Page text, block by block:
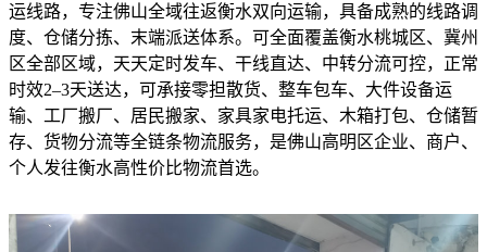
运线路，专注佛山全域往返衡水双向运输，具备成熟的线路调
度、仓储分拣、末端派送体系。可全面覆盖衡水桃城区、冀州
区全部区域，天天定时发车、干线直达、中转分流可控，正常
时效2–3天送达，可承接零担散货、整车包车、大件设备运
输、工厂搬厂、居民搬家、家具家电托运、木箱打包、仓储暂
存、货物分流等全链条物流服务，是佛山高明区企业、商户、
个人发往衡水高性价比物流首选。